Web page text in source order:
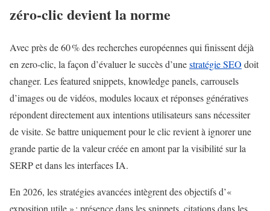
zéro‑clic devient la norme
Avec près de 60 % des recherches européennes qui finissent déjà
en zero‑clic, la façon d’évaluer le succès d’unestratégie SEO doit
changer. Les featured snippets, knowledge panels, carrousels
d’images ou de vidéos, modules locaux et réponses génératives
répondent directement aux intentions utilisateurs sans nécessiter
de visite. Se battre uniquement pour le clic revient à ignorer une
grande partie de la valeur créée en amont par la visibilité sur la
SERP et dans les interfaces IA.
En 2026, les stratégies avancées intègrent des objectifs d’«
exposition utile » : présence dans les snippets, citations dans les